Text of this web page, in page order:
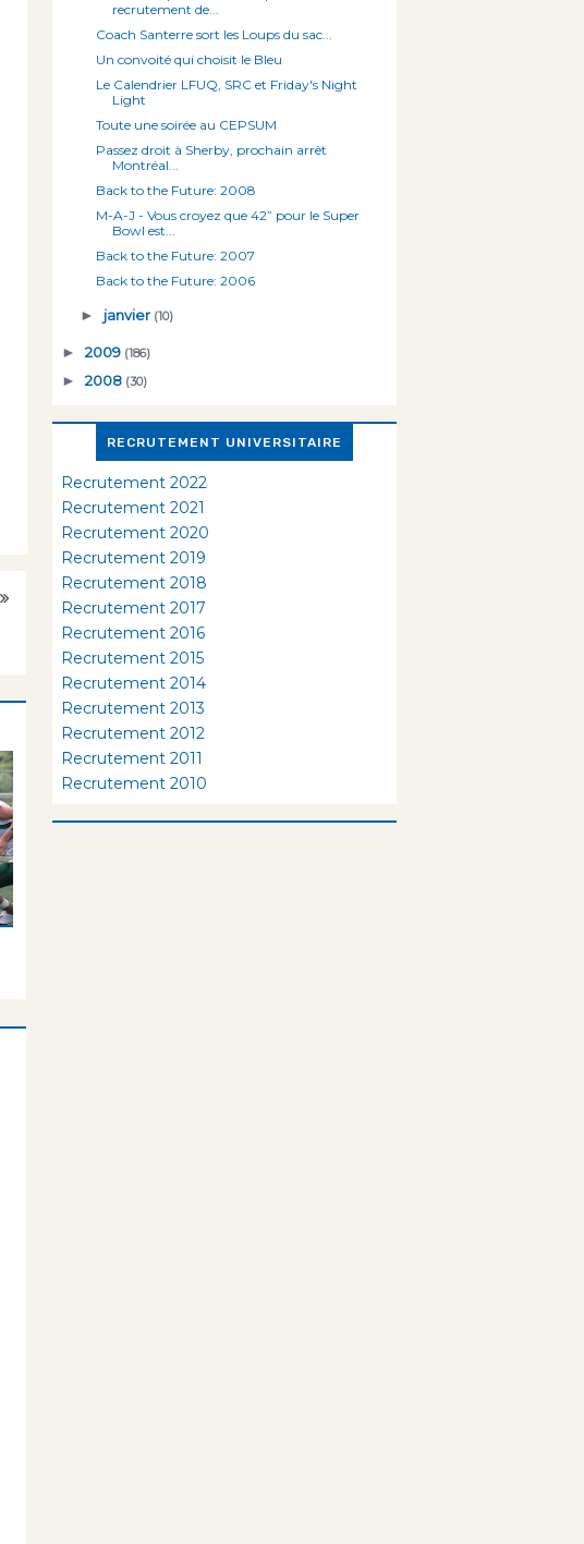
recrutement de...
Coach Santerre sort les Loups du sac...
Un convoité qui choisit le Bleu
Le Calendrier LFUQ, SRC et Friday's Night
Light
Toute une soirée au CEPSUM
Passez droit à Sherby, prochain arrêt
Montréal...
Back to the Future: 2008
M-A-J - Vous croyez que 42” pour le Super
Bowl est...
Back to the Future: 2007
Back to the Future: 2006
► janvier (10)
► 2009 (186)
► 2008 (30)
RECRUTEMENT UNIVERSITAIRE
Recrutement 2022
Recrutement 2021
Recrutement 2020
Recrutement 2019
Recrutement 2018
Recrutement 2017
Recrutement 2016
Recrutement 2015
Recrutement 2014
Recrutement 2013
Recrutement 2012
Recrutement 2011
Recrutement 2010